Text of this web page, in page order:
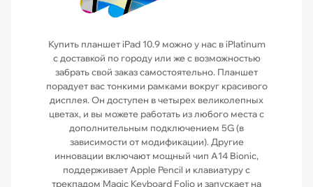
Купить планшет iPad 10.9 можно у нас в iPlatinum
с доставкой по городу или же с возможностью
забрать свой заказ самостоятельно. Планшет
порадует вас тонкими рамками вокруг красивого
дисплея. Он доступен в четырех великолепных
цветах, и вы можете работать из любого места с
дополнительным подключением 5G (в
зависимости от модификации). Другие
инновации включают мощный чип A14 Bionic,
поддерживает Apple Pencil и клавиатуру с
трекпадом Magic Keyboard Folio и запускает на